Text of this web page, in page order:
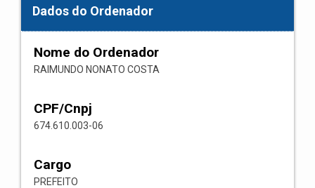
Dados do Ordenador
Nome do Ordenador
RAIMUNDO NONATO COSTA
CPF/Cnpj
674.610.003-06
Cargo
PREFEITO